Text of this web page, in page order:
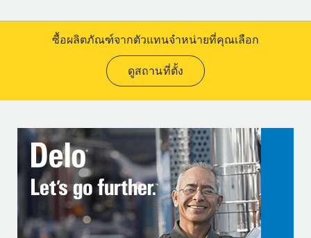
ซื้อผลิตภัณฑ์จากตัวแทนจำหน่ายที่คุณเลือก
ดูสถานที่ตั้ง